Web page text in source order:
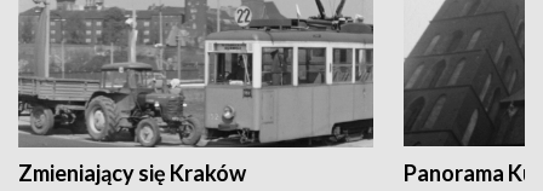
Zmieniający się Kraków Panorama